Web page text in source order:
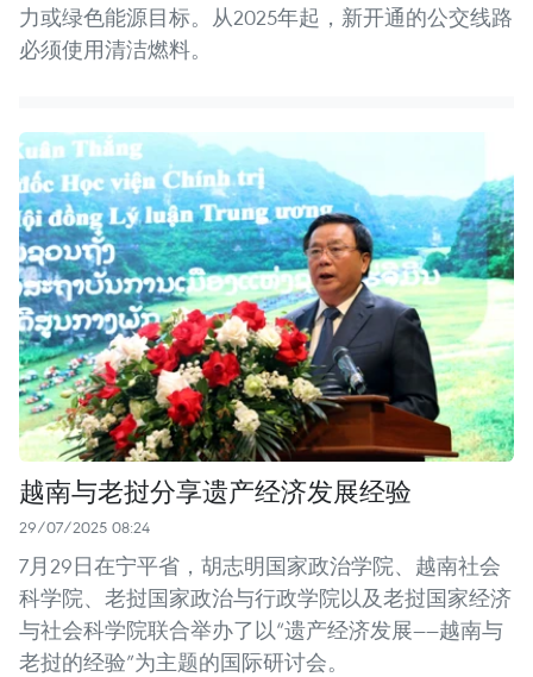
力或绿色能源目标。从2025年起，新开通的公交线路
必须使用清洁燃料。
越南与老挝分享遗产经济发展经验
29/07/2025 08:24
7月29日在宁平省，胡志明国家政治学院、越南社会
科学院、老挝国家政治与行政学院以及老挝国家经济
与社会科学院联合举办了以“遗产经济发展——越南与
老挝的经验”为主题的国际研讨会。